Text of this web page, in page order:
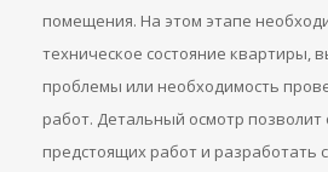
помещения. На этом этапе
техническое состояние квартиры,
проблемы или необходимость
работ. Детальный осмотр
предстоящих работ и разработать